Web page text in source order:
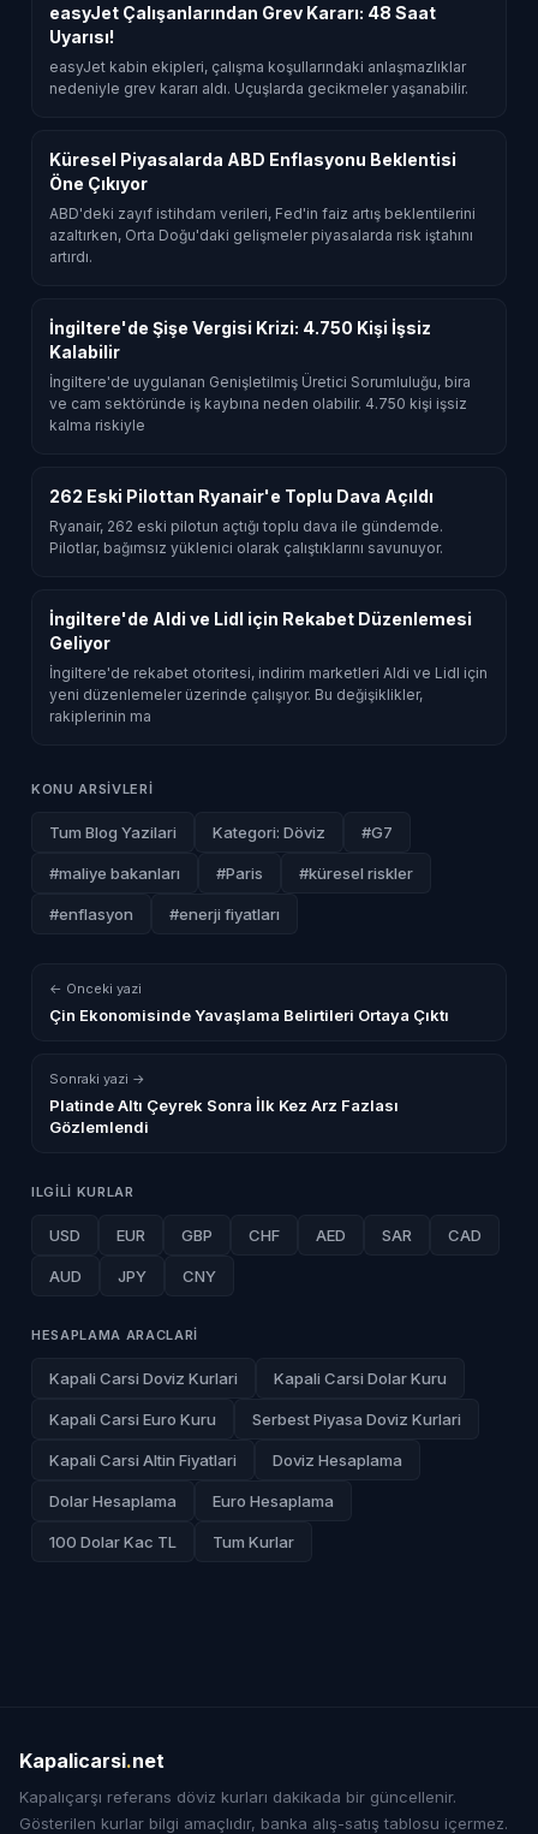
easyJet Çalışanlarından Grev Kararı: 48 Saat
Uyarısı!
easyJet kabin ekipleri, çalışma koşullarındaki anlaşmazlıklar
nedeniyle grev kararı aldı. Uçuşlarda gecikmeler yaşanabilir.
Küresel Piyasalarda ABD Enflasyonu Beklentisi
Öne Çıkıyor
ABD'deki zayıf istihdam verileri, Fed'in faiz artış beklentilerini
azaltırken, Orta Doğu'daki gelişmeler piyasalarda risk iştahını
artırdı.
İngiltere'de Şişe Vergisi Krizi: 4.750 Kişi İşsiz
Kalabilir
İngiltere'de uygulanan Genişletilmiş Üretici Sorumluluğu, bira
ve cam sektöründe iş kaybına neden olabilir. 4.750 kişi işsiz
kalma riskiyle
262 Eski Pilottan Ryanair'e Toplu Dava Açıldı
Ryanair, 262 eski pilotun açtığı toplu dava ile gündemde.
Pilotlar, bağımsız yüklenici olarak çalıştıklarını savunuyor.
İngiltere'de Aldi ve Lidl için Rekabet Düzenlemesi
Geliyor
İngiltere'de rekabet otoritesi, indirim marketleri Aldi ve Lidl için
yeni düzenlemeler üzerinde çalışıyor. Bu değişiklikler,
rakiplerinin ma
KONU ARSIVLERI
Tum Blog Yazilari Kategori: Döviz #G7
#maliye bakanları #Paris #küresel riskler
#enflasyon #enerji fiyatları
← Onceki yazi
Çin Ekonomisinde Yavaşlama Belirtileri Ortaya Çıktı
Sonraki yazi →
Platinde Altı Çeyrek Sonra İlk Kez Arz Fazlası
Gözlemlendi
ILGILI KURLAR
USD EUR GBP CHF AED SAR CAD
AUD JPY CNY
HESAPLAMA ARACLARI
Kapali Carsi Doviz Kurlari Kapali Carsi Dolar Kuru
Kapali Carsi Euro Kuru Serbest Piyasa Doviz Kurlari
Kapali Carsi Altin Fiyatlari Doviz Hesaplama
Dolar Hesaplama Euro Hesaplama
100 Dolar Kac TL Tum Kurlar
Kapalicarsi.net
Kapalıçarşı referans döviz kurları dakikada bir güncellenir.
Gösterilen kurlar bilgi amaçlıdır, banka alış-satış tablosu içermez.